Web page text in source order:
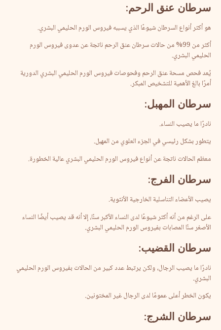
سرطان عنق الرحم:
هو أكثر أنواع السرطان شيوعًا الذي يسببه فيروس الورم الحليمي البشري.
أكثر من 99% من حالات سرطان عنق الرحم ناتجة عن عدوى فيروس الورم
الحليمي البشري.
يُعد فحص مسحة عنق الرحم وفحوصات فيروس الورم الحليمي البشري الدورية
أمرًا بالغ الأهمية للتشخيص المبكر.
سرطان المهبل:
نادرًا ما يصيب النساء.
يتطور بشكل رئيسي في الجزء العلوي من المهبل.
معظم الحالات ناتجة عن أنواع فيروس الورم الحليمي البشري عالية الخطورة.
سرطان الفرج:
يصيب الأعضاء التناسلية الخارجية الأنثوية.
على الرغم من أنه أكثر شيوعًا لدى النساء الأكبر سنًا، إلا أنه قد يصيب أيضًا النساء
الأصغر سنًا المصابات بفيروس الورم الحليمي البشري.
سرطان القضيب:
نادرًا ما يصيب الرجال، ولكن يرتبط عدد كبير من الحالات بفيروس الورم الحليمي
البشري.
يكون الخطر أعلى عمومًا لدى الرجال غير المختونين.
سرطان الشرج: